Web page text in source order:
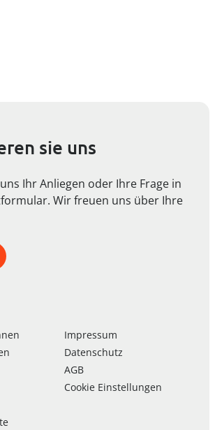
sie uns
Ihr Anliegen oder Ihre Frage in
Wir freuen uns über Ihre
Impressum
Datenschutz
AGB
Cookie Einstellungen